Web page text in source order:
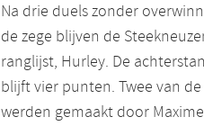
Na drie duels zonder
de zege blijven de
ranglijst, Hurley. De
blijft vier punten. Twee van
werden gemaakt door